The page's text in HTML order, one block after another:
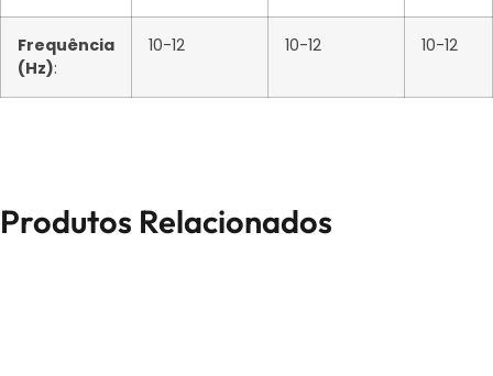
Frequência
(Hz):
10-12 10-12 10-12
Produtos Relacionados